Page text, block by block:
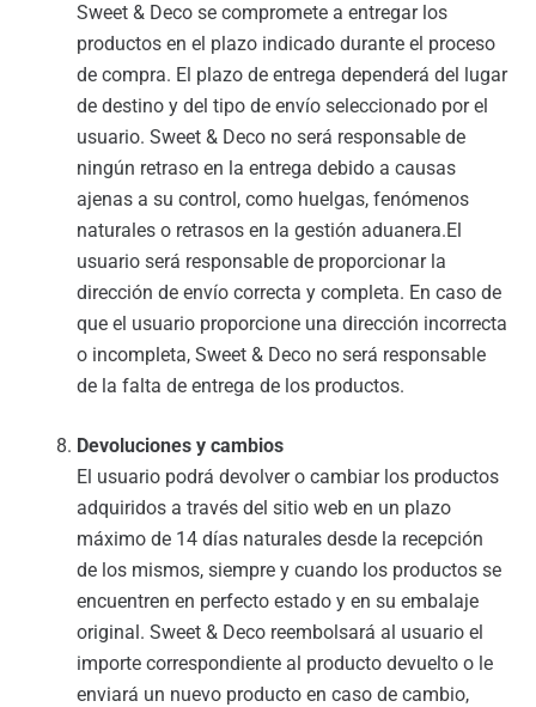
Sweet & Deco se compromete a entregar los
productos en el plazo indicado durante el proceso
de compra. El plazo de entrega dependerá del lugar
de destino y del tipo de envío seleccionado por el
usuario. Sweet & Deco no será responsable de
ningún retraso en la entrega debido a causas
ajenas a su control, como huelgas, fenómenos
naturales o retrasos en la gestión aduanera.El
usuario será responsable de proporcionar la
dirección de envío correcta y completa. En caso de
que el usuario proporcione una dirección incorrecta
o incompleta, Sweet & Deco no será responsable
de la falta de entrega de los productos.
Devoluciones y cambios
El usuario podrá devolver o cambiar los productos
adquiridos a través del sitio web en un plazo
máximo de 14 días naturales desde la recepción
de los mismos, siempre y cuando los productos se
encuentren en perfecto estado y en su embalaje
original. Sweet & Deco reembolsará al usuario el
importe correspondiente al producto devuelto o le
enviará un nuevo producto en caso de cambio,